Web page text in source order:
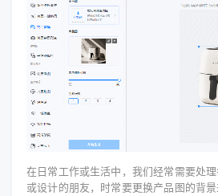
在日常工作或生活中，我们经常需要处
或设计的朋友，时常要更换产品图的背景